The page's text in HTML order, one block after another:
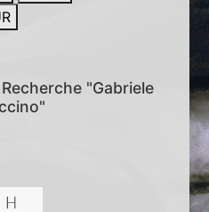
"Gabriele